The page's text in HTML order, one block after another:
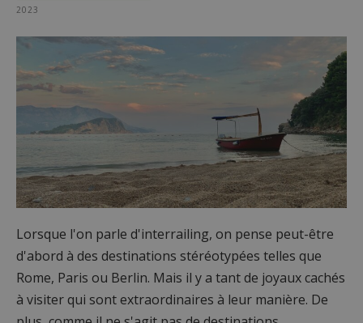
2023
Lorsque l'on parle d'interrailing, on pense peut-être
d'abord à des destinations stéréotypées telles que
Rome, Paris ou Berlin. Mais il y a tant de joyaux cachés
à visiter qui sont extraordinaires à leur manière. De